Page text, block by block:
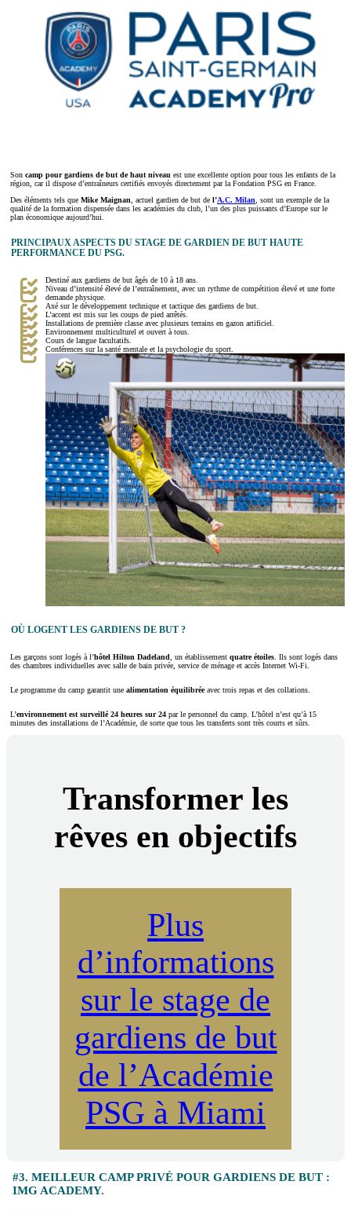
Son camp pour gardiens de but de haut niveau est une excellente option pour tous les enfants de la
région, car il dispose d’entraîneurs certifiés envoyés directement par la Fondation PSG en France.
Des éléments tels que Mike Maignan , actuel gardien de but de l’A.C. Milan , sont un exemple de la
qualité de la formation dispensée dans les académies du club, l’un des plus puissants d’Europe sur le
plan économique aujourd’hui.
PRINCIPAUX ASPECTS DU STAGE DE GARDIEN DE BUT HAUTE
PERFORMANCE DU PSG.
Destiné aux gardiens de but âgés de 10 à 18 ans.
Niveau d’intensité élevé de l’entraînement, avec un rythme de compétition élevé et une forte
demande physique.
Axé sur le développement technique et tactique des gardiens de but.
L’accent est mis sur les coups de pied arrêtés.
Installations de première classe avec plusieurs terrains en gazon artificiel.
Environnement multiculturel et ouvert à tous.
Cours de langue facultatifs.
Conférences sur la santé mentale et la psychologie du sport.
OÙ LOGENT LES GARDIENS DE BUT ?
Les garçons sont logés à l’hôtel Hilton Dadeland , un établissement quatre étoiles . Ils sont logés dans
des chambres individuelles avec salle de bain privée, service de ménage et accès Internet Wi-Fi.
Le programme du camp garantit une alimentation équilibréeavec trois repas et des collations.
L’environnement est surveillé 24 heures sur 24 par le personnel du camp. L’hôtel n’est qu’à 15
minutes des installations de l’Académie, de sorte que tous les transferts sont très courts et sûrs.
Transformer les
rêves en objectifs
Plus
d’informations
sur le stage de
gardiens de but
de l’Académie
PSG à Miami
#3. MEILLEUR CAMP PRIVÉ POUR GARDIENS DE BUT :
IMG ACADEMY.